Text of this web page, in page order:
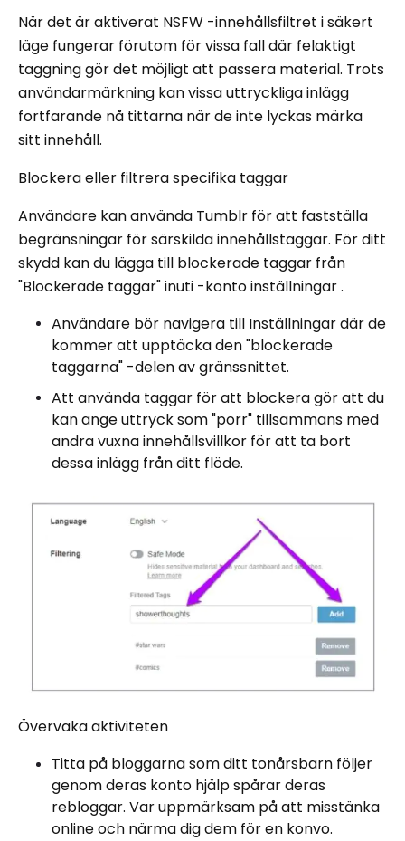
När det är aktiverat NSFW -innehållsfiltret i säkert
läge fungerar förutom för vissa fall där felaktigt
taggning gör det möjligt att passera material. Trots
användarmärkning kan vissa uttryckliga inlägg
fortfarande nå tittarna när de inte lyckas märka
sitt innehåll.
Blockera eller filtrera specifika taggar
Användare kan använda Tumblr för att fastställa
begränsningar för särskilda innehållstaggar. För ditt
skydd kan du lägga till blockerade taggar från
"Blockerade taggar" inuti -konto inställningar .
Användare bör navigera till Inställningar där de
kommer att upptäcka den "blockerade
taggarna" -delen av gränssnittet.
Att använda taggar för att blockera gör att du
kan ange uttryck som "porr" tillsammans med
andra vuxna innehållsvillkor för att ta bort
dessa inlägg från ditt flöde.
Övervaka aktiviteten
Titta på bloggarna som ditt tonårsbarn följer
genom deras konto hjälp spårar deras
rebloggar. Var uppmärksam på att misstänka
online och närma dig dem för en konvo.